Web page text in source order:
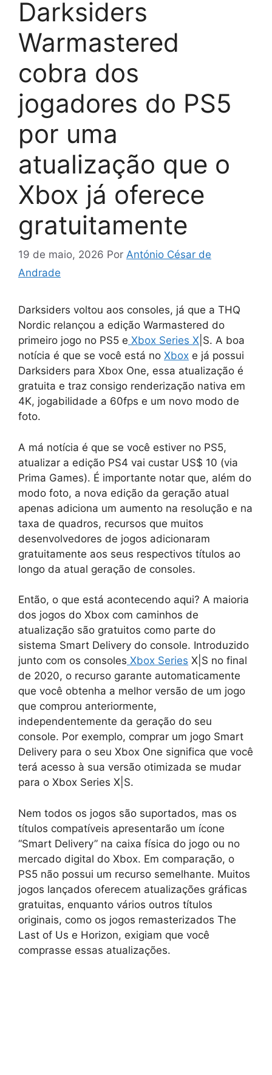
Darksiders
Warmastered
cobra dos
jogadores do PS5
por uma
atualização que o
Xbox já oferece
gratuitamente
19 de maio, 2026 Por António César de
Andrade
Darksiders voltou aos consoles, já que a THQ
Nordic relançou a edição Warmastered do
primeiro jogo no PS5 e Xbox Series X |S. A boa
notícia é que se você está no Xbox e já possui
Darksiders para Xbox One, essa atualização é
gratuita e traz consigo renderização nativa em
4K, jogabilidade a 60fps e um novo modo de
foto.
A má notícia é que se você estiver no PS5,
atualizar a edição PS4 vai custar US$ 10 (via
Prima Games). É importante notar que, além do
modo foto, a nova edição da geração atual
apenas adiciona um aumento na resolução e na
taxa de quadros, recursos que muitos
desenvolvedores de jogos adicionaram
gratuitamente aos seus respectivos títulos ao
longo da atual geração de consoles.
Então, o que está acontecendo aqui? A maioria
dos jogos do Xbox com caminhos de
atualização são gratuitos como parte do
sistema Smart Delivery do console. Introduzido
junto com os consoles Xbox Series X|S no final
de 2020, o recurso garante automaticamente
que você obtenha a melhor versão de um jogo
que comprou anteriormente,
independentemente da geração do seu
console. Por exemplo, comprar um jogo Smart
Delivery para o seu Xbox One significa que você
terá acesso à sua versão otimizada se mudar
para o Xbox Series X|S.
Nem todos os jogos são suportados, mas os
títulos compatíveis apresentarão um ícone
“Smart Delivery” na caixa física do jogo ou no
mercado digital do Xbox. Em comparação, o
PS5 não possui um recurso semelhante. Muitos
jogos lançados oferecem atualizações gráficas
gratuitas, enquanto vários outros títulos
originais, como os jogos remasterizados The
Last of Us e Horizon, exigiam que você
comprasse essas atualizações.